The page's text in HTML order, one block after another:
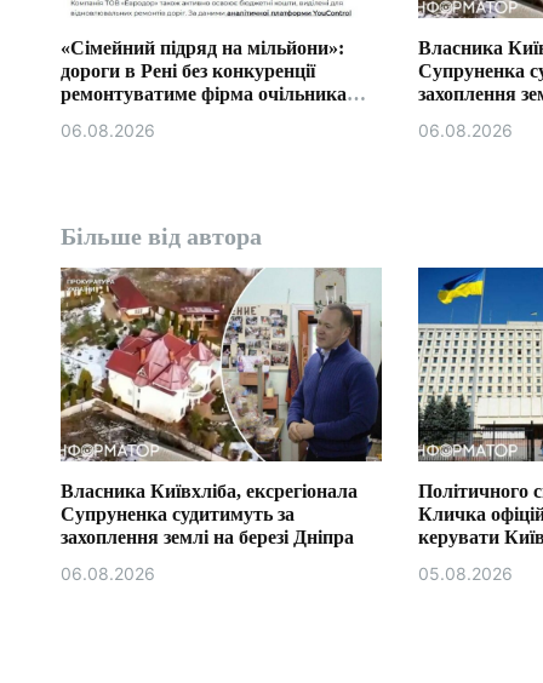
в
«Сімейний підряд на мільйони»:
дороги в Рені без конкуренції
ремонтуватиме фірма очільника
06.08.2026
Власника
Супруненка
захоплення
06.08.2026
Більше від автора
Власника Київхліба, ексрегіонала
Супруненка судитимуть за
захоплення землі на березі Дніпра
06.08.2026
Політичного
Кличка
керувати
05.08.2026